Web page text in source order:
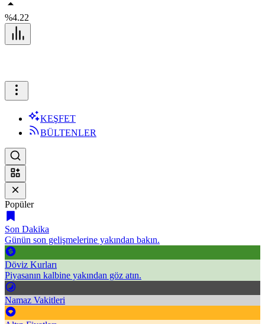
%4.22
KEŞFET
BÜLTENLER
Popüler
Son Dakika
Günün son gelişmelerine yakından bakın.
Döviz Kurları
Piyasanın kalbine yakından göz atın.
Namaz Vakitleri